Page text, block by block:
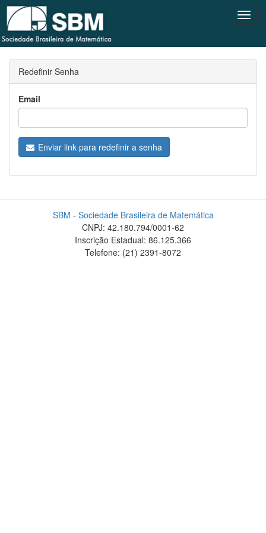
Redefinir Senha
Email
Enviar link para redefinir a senha
SBM - Sociedade Brasileira de Matemática
CNPJ: 42.180.794/0001-62
Inscrição Estadual: 86.125.366
Telefone: (21) 2391-8072